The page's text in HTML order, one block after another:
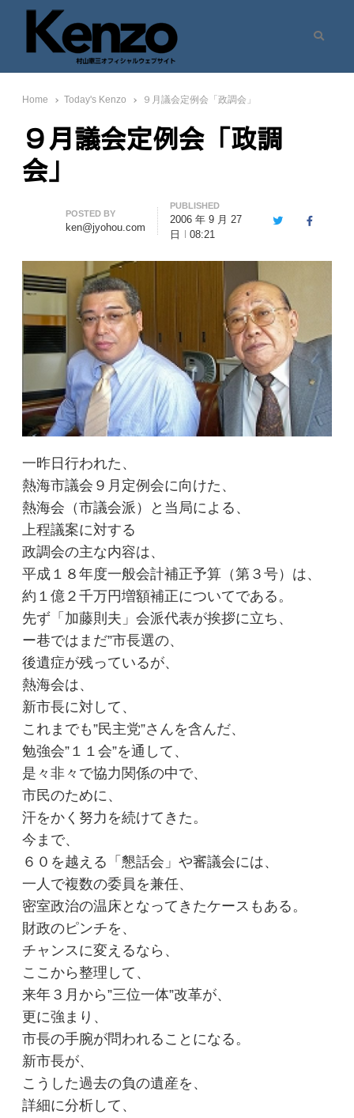
七転八起 – 村山憲三 Official Site
村山憲三ウェブサイト
Home Today's Kenzo ９月議会定例会「政調会」
９月議会定例会「政調
会」
Author
POSTED BY
ken@jyohou.com
PUBLISHED
2006 年 9 月 27
日
08:21
TwitterFacebook
一昨日行われた、
熱海市議会９月定例会に向けた、
熱海会（市議会派）と当局による、
上程議案に対する
政調会の主な内容は、
平成１８年度一般会計補正予算（第３号）は、
約１億２千万円増額補正についてである。
先ず「加藤則夫」会派代表が挨拶に立ち、
ー巷ではまだ”市長選の、
後遺症が残っているが、
熱海会は、
新市長に対して、
これまでも”民主党”さんを含んだ、
勉強会”１１会”を通して、
是々非々で協力関係の中で、
市民のために、
汗をかく努力を続けてきた。
今まで、
６０を越える「懇話会」や審議会には、
一人で複数の委員を兼任、
密室政治の温床となってきたケースもある。
財政のピンチを、
チャンスに変えるなら、
ここから整理して、
来年３月から”三位一体”改革が、
更に強まり、
市長の手腕が問われることになる。
新市長が、
こうした過去の負の遺産を、
詳細に分析して、